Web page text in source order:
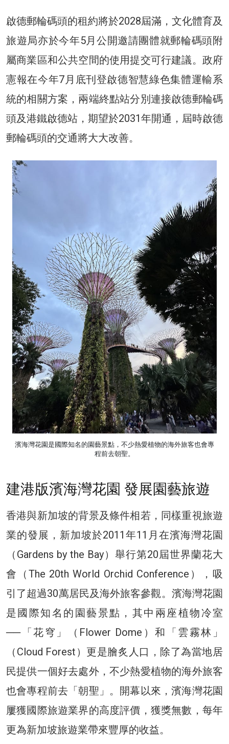
啟德郵輪碼頭的租約將於2028屆滿，文化體育及
旅遊局亦於今年5月公開邀請團體就郵輪碼頭附
屬商業區和公共空間的使用提交可行建議。政府
憲報在今年7月底刊登啟德智慧綠色集體運輸系
統的相關方案，兩端終點站分別連接啟德郵輪碼
頭及港鐵啟德站，期望於2031年開通，屆時啟德
郵輪碼頭的交通將大大改善。
濱海灣花園是國際知名的園藝景點，不少熱愛植物的海外旅客也會專
程前去朝聖。
建港版濱海灣花園 發展園藝旅遊
香港與新加坡的背景及條件相若，同樣重視旅遊
業的發展，新加坡於2011年11月在濱海灣花園
（Gardens by the Bay）舉行第20屆世界蘭花大
會（The 20th World Orchid Conference），吸
引了超過30萬居民及海外旅客參觀。濱海灣花園
是國際知名的園藝景點，其中兩座植物冷室
──「花穹」（Flower Dome）和「雲霧林」
（Cloud Forest）更是膾炙人口，除了為當地居
民提供一個好去處外，不少熱愛植物的海外旅客
也會專程前去「朝聖」。開幕以來，濱海灣花園
屢獲國際旅遊業界的高度評價，獲獎無數，每年
更為新加坡旅遊業帶來豐厚的收益。